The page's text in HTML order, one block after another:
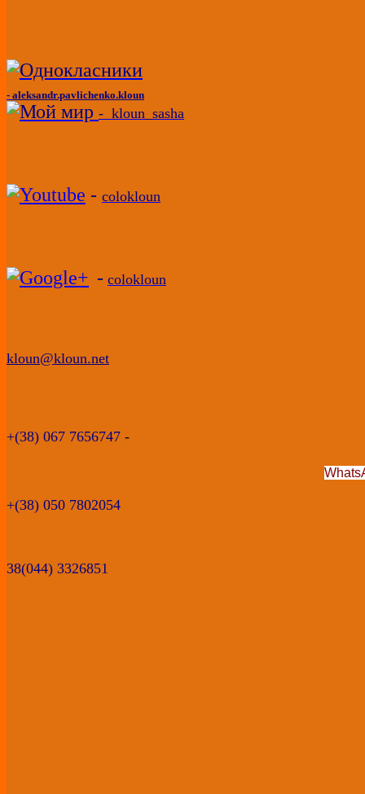
- aleksandr.pavlichenko.kloun
- kloun_sasha
- colokloun
- colokloun
kloun@kloun.net
+(38) 067 7656747 -
+(38) 050 7802054
38(044) 3326851